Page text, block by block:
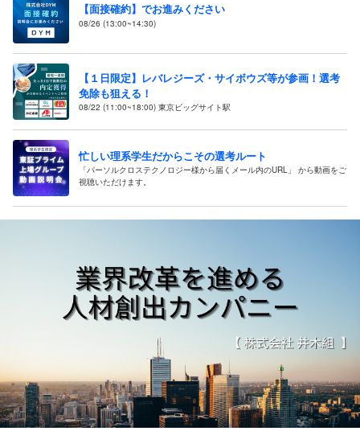
【面接確約】でお進みください
08/26 (13:00~14:30)
【１日限定】レバレジーズ・サイボウズ等が参画！選考
免除も狙える！
08/22 (11:00~18:00) 東京ビッグサイト駅
忙しい理系学生だからこその選考ルート
「パーソルクロステクノロジー様から届くメール内のURL」 から動画をご
視聴いただけます。